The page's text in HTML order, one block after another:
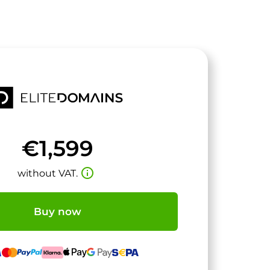
€1,599
without VAT. info_outline
Buy now